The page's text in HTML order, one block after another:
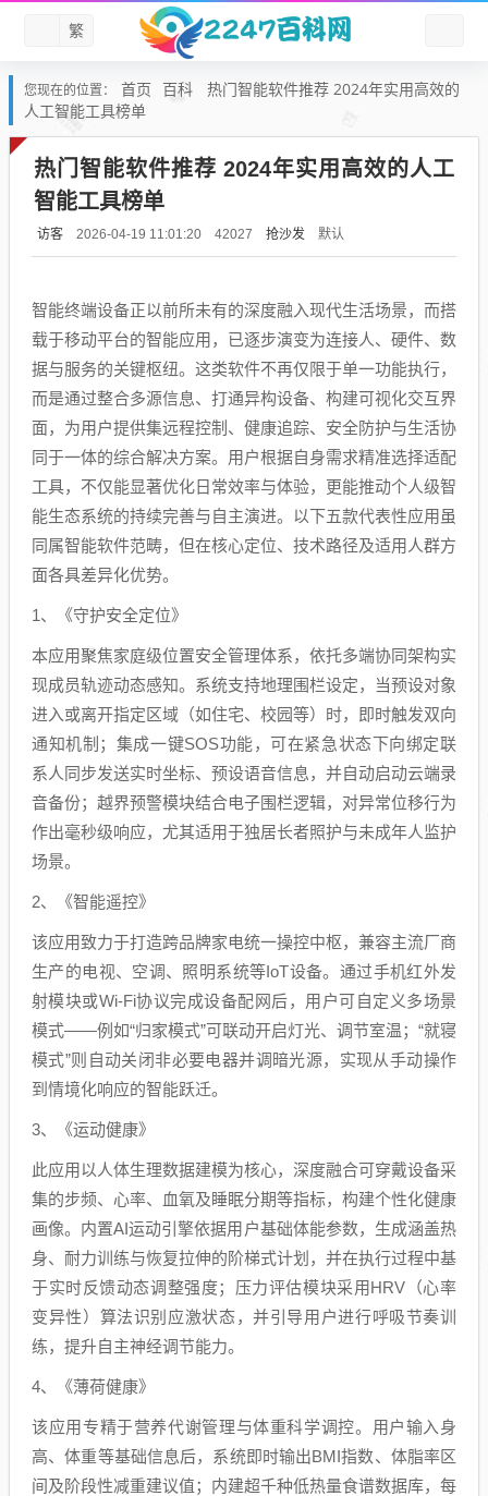
繁
您现在的位置： 首页 百科
热门智能软件推荐 2024年实用高效的
人工智能工具榜单
热门智能软件推荐 2024年实用高效的人工
智能工具榜单
访客 2026-04-19 11:01:20 42027 抢沙发 默认
智能终端设备正以前所未有的深度融入现代生活场景，而搭
载于移动平台的智能应用，已逐步演变为连接人、硬件、数
据与服务的关键枢纽。这类软件不再仅限于单一功能执行，
而是通过整合多源信息、打通异构设备、构建可视化交互界
面，为用户提供集远程控制、健康追踪、安全防护与生活协
同于一体的综合解决方案。用户根据自身需求精准选择适配
工具，不仅能显著优化日常效率与体验，更能推动个人级智
能生态系统的持续完善与自主演进。以下五款代表性应用虽
同属智能软件范畴，但在核心定位、技术路径及适用人群方
面各具差异化优势。
1、《守护安全定位》
本应用聚焦家庭级位置安全管理体系，依托多端协同架构实
现成员轨迹动态感知。系统支持地理围栏设定，当预设对象
进入或离开指定区域（如住宅、校园等）时，即时触发双向
通知机制；集成一键SOS功能，可在紧急状态下向绑定联
系人同步发送实时坐标、预设语音信息，并自动启动云端录
音备份；越界预警模块结合电子围栏逻辑，对异常位移行为
作出毫秒级响应，尤其适用于独居长者照护与未成年人监护
场景。
2、《智能遥控》
该应用致力于打造跨品牌家电统一操控中枢，兼容主流厂商
生产的电视、空调、照明系统等IoT设备。通过手机红外发
射模块或Wi-Fi协议完成设备配网后，用户可自定义多场景
模式——例如“归家模式”可联动开启灯光、调节室温；“就寝
模式”则自动关闭非必要电器并调暗光源，实现从手动操作
到情境化响应的智能跃迁。
3、《运动健康》
此应用以人体生理数据建模为核心，深度融合可穿戴设备采
集的步频、心率、血氧及睡眠分期等指标，构建个性化健康
画像。内置AI运动引擎依据用户基础体能参数，生成涵盖热
身、耐力训练与恢复拉伸的阶梯式计划，并在执行过程中基
于实时反馈动态调整强度；压力评估模块采用HRV（心率
变异性）算法识别应激状态，并引导用户进行呼吸节奏训
练，提升自主神经调节能力。
4、《薄荷健康》
该应用专精于营养代谢管理与体重科学调控。用户输入身
高、体重等基础信息后，系统即时输出BMI指数、体脂率区
间及阶段性减重建议值；内建超千种低热量食谱数据库，每